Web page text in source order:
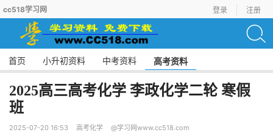
cc518学习网 登录 注册
首页 小升初资料 中考资料 高考资料
2025高三高考化学 李政化学二轮 寒假
班
2025-07-20 16:53 高考化学 @学习网www.cc518.com